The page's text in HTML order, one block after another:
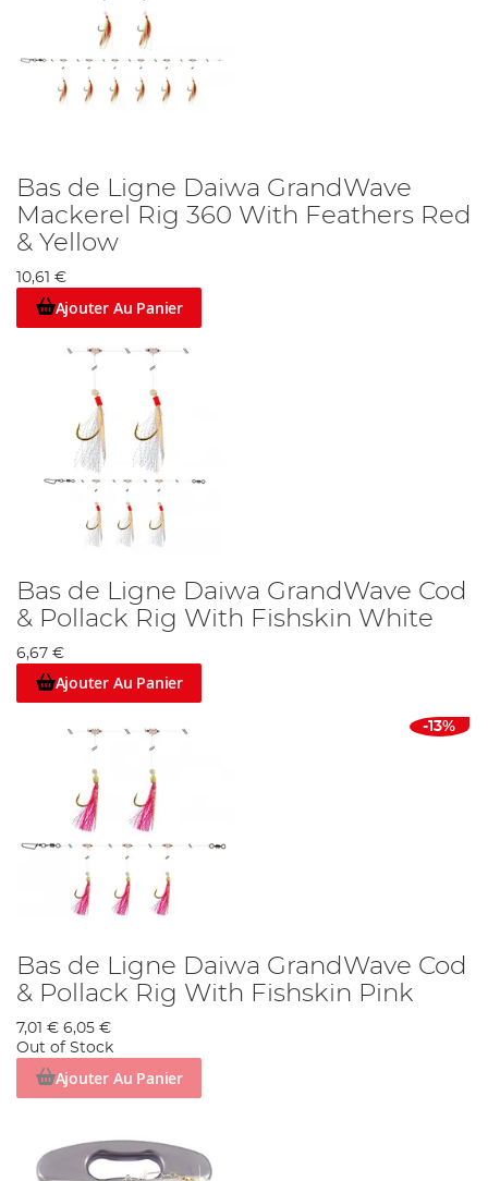
Bas de Ligne Daiwa GrandWave
Mackerel Rig 360 With Feathers Red
& Yellow
10,61 €
Ajouter Au Panier
Bas de Ligne Daiwa GrandWave Cod
& Pollack Rig With Fishskin White
6,67 €
Ajouter Au Panier
-13%
Bas de Ligne Daiwa GrandWave Cod
& Pollack Rig With Fishskin Pink
7,01 € 6,05 €
Out of Stock
Ajouter Au Panier